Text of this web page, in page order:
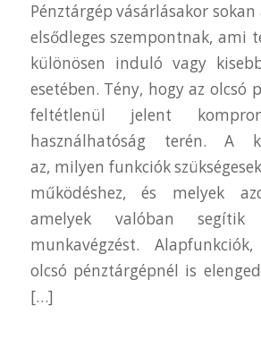
Pénztárgép vásárlásakor
elsődleges szempontnak, ami
különösen induló vagy
esetében. Tény, hogy az olcsó
feltétlenül jelent
használhatóság terén. A
az, milyen funkciók
működéshez, és melyek
amelyek valóban
munkavégzést.
olcsó pénztárgépnél is
[…]